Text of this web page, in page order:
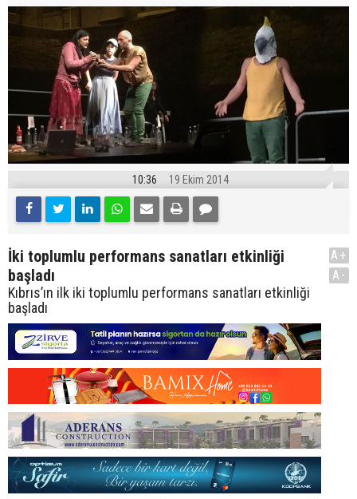
10:36 19 Ekim 2014
İki toplumlu performans sanatları etkinliği
başladı
Kıbrıs’ın ilk iki toplumlu performans sanatları etkinliği
başladı
A+
A-